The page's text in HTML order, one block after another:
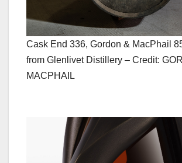
Cask End 336, Gordon & MacPhail
from Glenlivet Distillery – Credit:
MACPHAIL